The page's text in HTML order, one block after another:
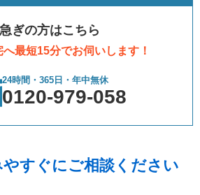
ぎの方はこちら
最短15分でお伺いします！
24時間・365日・年中無休
0120-979-058
すぐにご相談ください